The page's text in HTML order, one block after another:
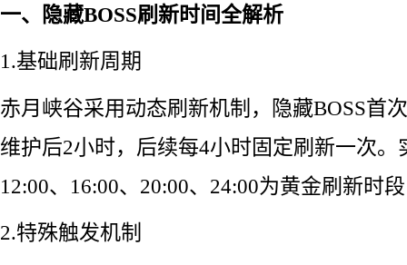
一、隐藏BOSS刷新时间全解析
1.基础刷新周期
赤月峡谷采用动态刷新机制，隐藏BOSS首
维护后2小时，后续每4小时固定刷新一次
12:00、16:00、20:00、24:00为黄金刷新时
2.特殊触发机制